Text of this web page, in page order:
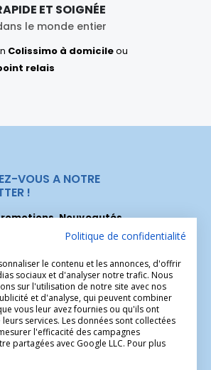
ET SOIGNÉE
le monde entier
Colissimo à domicileou
relais
VOUS A NOTRE
!
Nouveautés...
vous maintenant pour recevoir
offres.
Politique de confidentialité
le contenu et les annonces, d'offrir
sociaux et d'analyser notre trafic. Nous
sur l'utilisation de notre site avec nos
et d'analyse, qui peuvent combiner
vous leur avez fournies ou qu'ils ont
services. Les données sont collectées
l'efficacité des campagnes
partagées avec Google LLC. Pour plus